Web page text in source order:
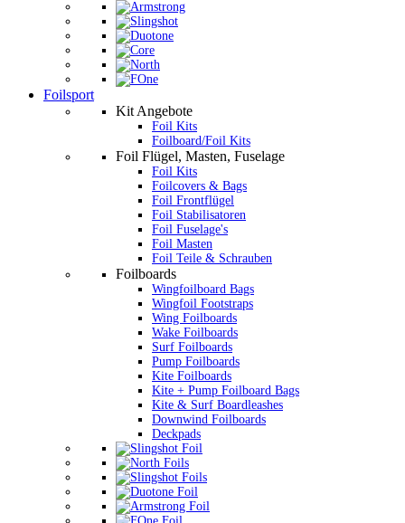
Foilsport
Kit Angebote
Foil Kits
Foilboard/Foil Kits
Foil Flügel, Masten, Fuselage
Foil Kits
Foilcovers & Bags
Foil Frontflügel
Foil Stabilisatoren
Foil Fuselage's
Foil Masten
Foil Teile & Schrauben
Foilboards
Wingfoilboard Bags
Wingfoil Footstraps
Wing Foilboards
Wake Foilboards
Surf Foilboards
Pump Foilboards
Kite Foilboards
Kite + Pump Foilboard Bags
Kite & Surf Boardleashes
Downwind Foilboards
Deckpads